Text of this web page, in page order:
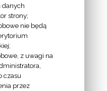
danych
strony;
nie będą
z uwagi na
czasu
przez